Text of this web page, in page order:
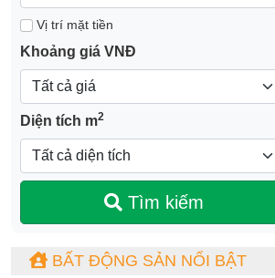
Vị trí mặt tiền
Khoảng giá VNĐ
Diện tích m2
Tìm kiếm
BẤT ĐỘNG SẢN NỔI BẬT